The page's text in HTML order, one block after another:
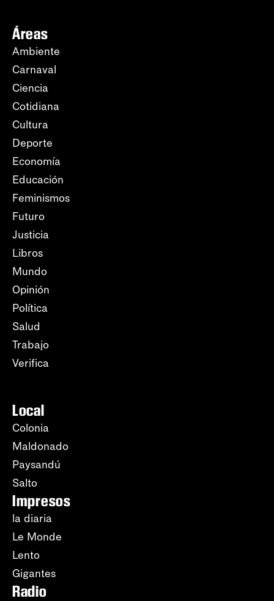
Áreas
Ambiente
Carnaval
Ciencia
Cotidiana
Cultura
Deporte
Economía
Educación
Feminismos
Futuro
Justicia
Libros
Mundo
Opinión
Política
Salud
Trabajo
Verifica
Local
Colonia
Maldonado
Paysandú
Salto
Impresos
la diaria
Le Monde
Lento
Gigantes
Radio